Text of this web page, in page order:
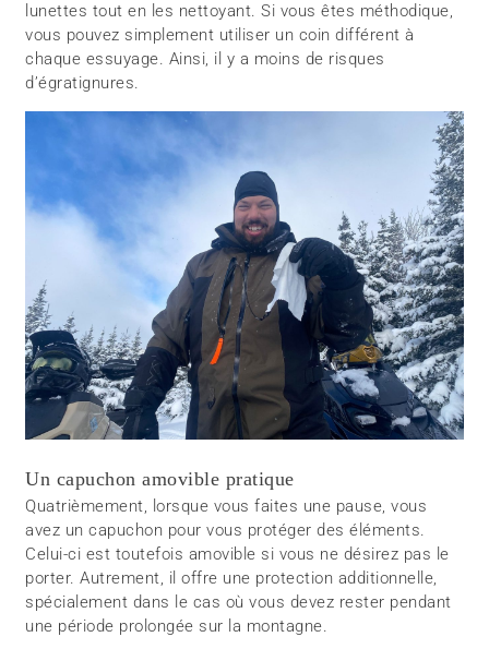
lunettes tout en les nettoyant. Si vous êtes méthodique,
vous pouvez simplement utiliser un coin différent à
chaque essuyage. Ainsi, il y a moins de risques
d’égratignures.
Un capuchon amovible pratique
Quatrièmement, lorsque vous faites une pause, vous
avez un capuchon pour vous protéger des éléments.
Celui-ci est toutefois amovible si vous ne désirez pas le
porter. Autrement, il offre une protection additionnelle,
spécialement dans le cas où vous devez rester pendant
une période prolongée sur la montagne.